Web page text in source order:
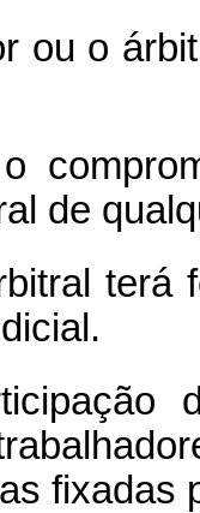
o
de
terá
fixadas